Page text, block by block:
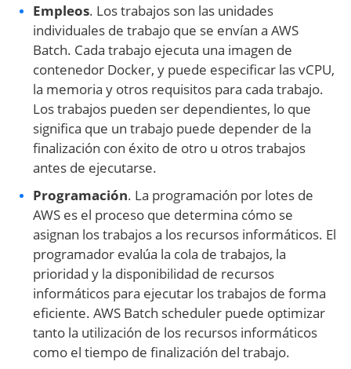
Empleos. Los trabajos son las unidades
individuales de trabajo que se envían a AWS
Batch. Cada trabajo ejecuta una imagen de
contenedor Docker, y puede especificar las vCPU,
la memoria y otros requisitos para cada trabajo.
Los trabajos pueden ser dependientes, lo que
significa que un trabajo puede depender de la
finalización con éxito de otro u otros trabajos
antes de ejecutarse.
Programación. La programación por lotes de
AWS es el proceso que determina cómo se
asignan los trabajos a los recursos informáticos. El
programador evalúa la cola de trabajos, la
prioridad y la disponibilidad de recursos
informáticos para ejecutar los trabajos de forma
eficiente. AWS Batch scheduler puede optimizar
tanto la utilización de los recursos informáticos
como el tiempo de finalización del trabajo.